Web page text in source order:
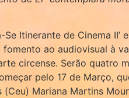
Itinerante de Cinema
ao audiovisual à
circense. Serão quatro
pelo 17 de Março,
Mariana Martins